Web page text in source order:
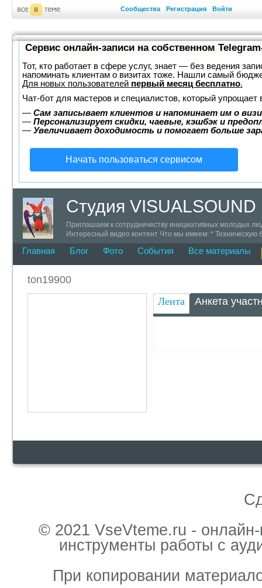
Сообщества Регистрация Войти
Сервис онлайн-записи на собственном
Тот, кто работает в сфере услуг, знает — без ведения
напоминать клиентам о визитах тоже. Нашли самый
Для новых пользователей первый месяц бесплатно.
Чат-бот для мастеров и специалистов, который упрощает
— Сам записывает клиентов и напоминает им о
— Персонализирует скидки, чаевые, кэшбэк и
— Увеличивает доходимость и помогает больше
Начать пользоваться сервисом
Студия VISUALSOUND
Приглашаем к сотрудничеству инициативных молодых
Интересный видео контент Что мы имеем: *
Главная Блог Фото События Все материалы
ton19900
Лента
Анкета
© 2021 VseVteme.ru -
инструменты работы с
При копировании